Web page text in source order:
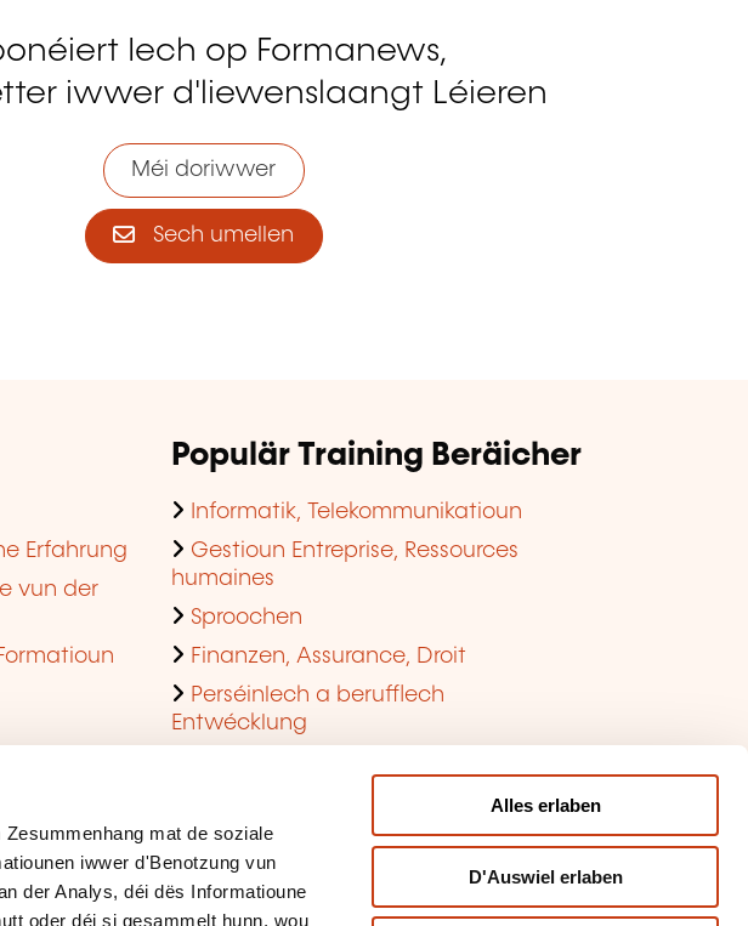
mat de soziale
iwwer d'Benotzung vun
der Analys, déi dës Informatioune
oder déi si gesammelt hunn, wou
Alles erlaben
D'Auswiel erlaben
Iech op Formanews,
iwwer d'liewenslaangt Léieren
Méi doriwwer
Sech umellen
Erfahrung
vun der
Populär Training Beräicher
Informatik, Telekommunikatioun
Gestioun Entreprise, Ressources
humaines
Sproochen
Finanzen, Assurance, Droit
Perséinlech a berufflech
Entwécklung